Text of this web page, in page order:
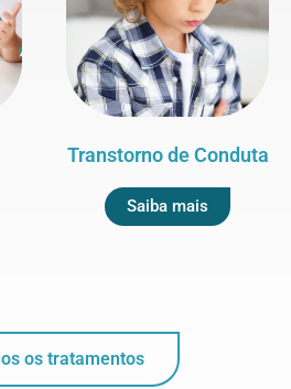
Transtorno de Conduta
Saiba mais
os tratamentos